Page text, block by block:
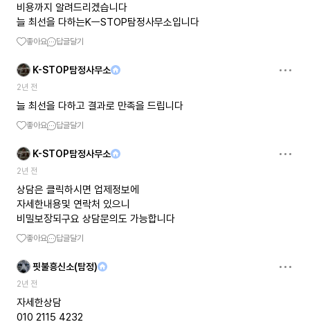
비용까지 알려드리겠습니다
늘 최선을 다하는KㅡSTOP탐정사무소입니다
좋아요 답글달기
K-STOP탐정사무소
2년 전
늘 최선을 다하고 결과로 만족을 드립니다
좋아요 답글달기
K-STOP탐정사무소
2년 전
상담은 클릭하시면 업제정보에
자세한내용및 연락처 있으니
비밀보장되구요 상담문의도 가능합니다
좋아요 답글달기
핏불흥신소(탐정)
2년 전
자세한상담
010 2115 4232